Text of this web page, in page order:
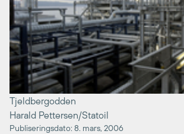
Tjeldbergodden
Harald Pettersen/Statoil
Publiseringsdato: 8. mars, 2006